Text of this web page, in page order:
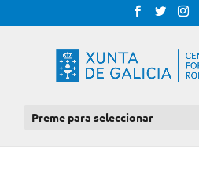
Preme para seleccionar